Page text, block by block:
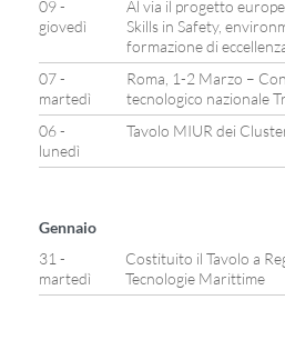
09 -
giovedì
Al via il progetto
Skills in Safety,
formazione di
07 -
martedì
Roma, 1-2 Marzo –
tecnologico nazionale
06 -
lunedì
Tavolo MIUR dei
Gennaio
31 -
martedì
Costituito il Tavolo a
Tecnologie Marittime